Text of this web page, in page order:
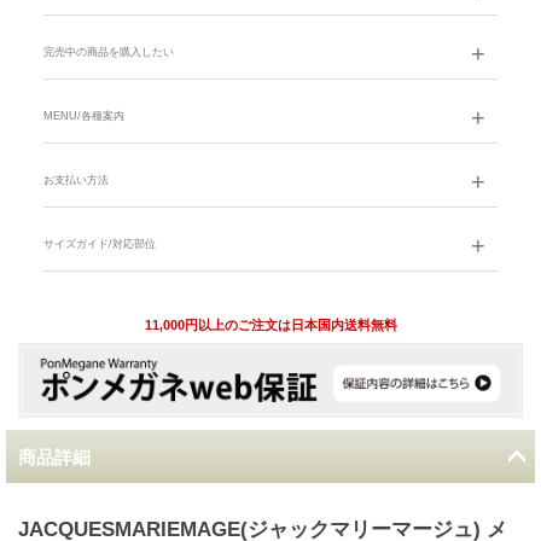
完売中の商品を購入したい
MENU/各種案内
お支払い方法
サイズガイド/対応部位
11,000円以上のご注文は日本国内送料無料
商品詳細
JACQUESMARIEMAGE(ジャックマリーマージュ) メ